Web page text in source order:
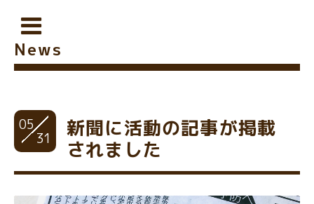
News
05
31
新聞に活動の記事が掲載
されました